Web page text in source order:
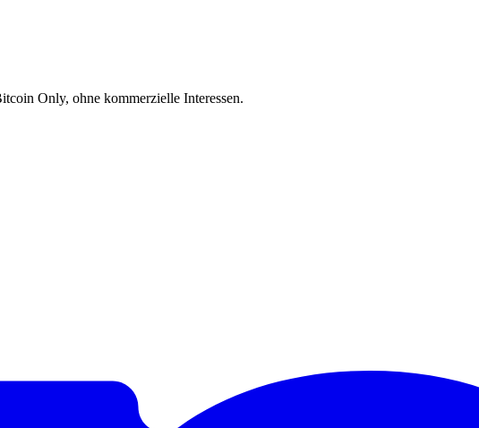
Only, ohne kommerzielle Interessen.